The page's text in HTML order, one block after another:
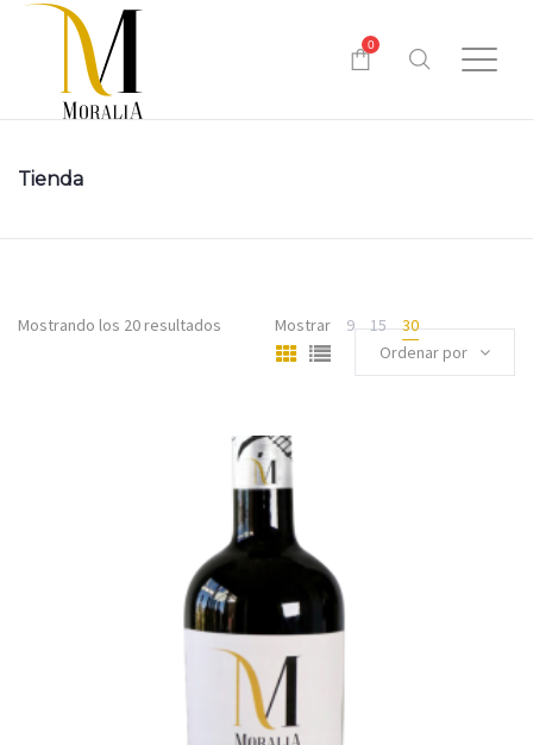
0
Tienda
Mostrando los 20 resultados Mostrar 9 15
30
Ordenar por